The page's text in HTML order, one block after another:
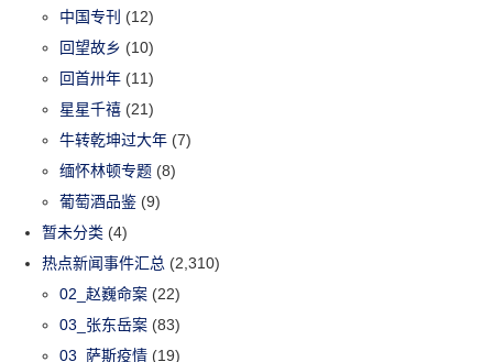
中国专刊 (12)
回望故乡 (10)
回首卅年 (11)
星星千禧 (21)
牛转乾坤过大年 (7)
缅怀林顿专题 (8)
葡萄酒品鉴 (9)
暂未分类 (4)
热点新闻事件汇总 (2,310)
02_赵巍命案 (22)
03_张东岳案 (83)
03_萨斯疫情 (19)